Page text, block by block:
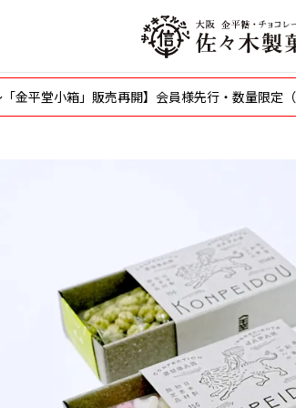
「金平堂小箱」販売再開】会員様先行・数量限